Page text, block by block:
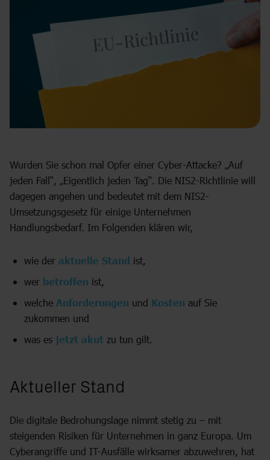
Wurden Sie schon mal Opfer einer Cyber-Attacke? „Auf
jeden Fall“, „Eigentlich jeden Tag“. Die NIS2-Richtlinie will
dagegen angehen und bedeutet mit dem NIS2-
Umsetzungsgesetz für einige Unternehmen
Handlungsbedarf. Im Folgenden klären wir,
wie der aktuelle Stand ist,
wer betroffen ist,
welche Anforderungen und Kosten auf Sie
zukommen und
was es jetzt akut zu tun gilt.
Aktueller Stand
Die digitale Bedrohungslage nimmt stetig zu – mit
steigenden Risiken für Unternehmen in ganz Europa. Um
Cyberangriffe und IT-Ausfälle wirksamer abzuwehren, hat